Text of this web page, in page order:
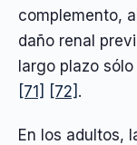
complemento,
daño renal
largo plazo
[71] [72] .
En los adultos,